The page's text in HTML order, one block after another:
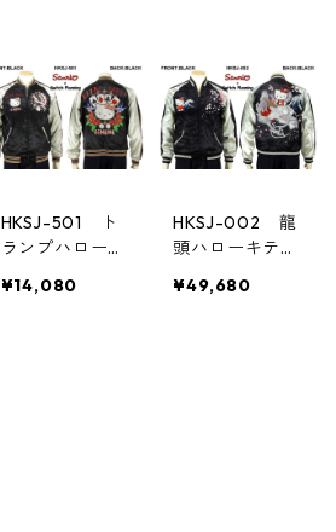
HKSJ-501 ト
ランプハローキ
ャン（シルバ
¥14,080
HKSJ-002 龍
頭ハローキティ
¥49,680